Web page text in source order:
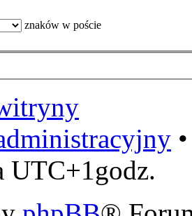
znaków w poście
UTC+1godz.